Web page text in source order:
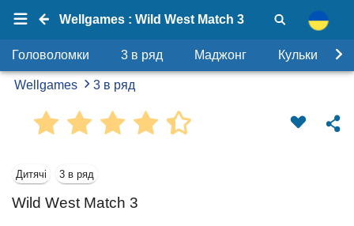
Wellgames : Wild West Match 3
Головоломки 3 в ряд Маджонг Кульки
Wellgames 3 в ряд
Дитячі 3 в ряд
Wild West Match 3